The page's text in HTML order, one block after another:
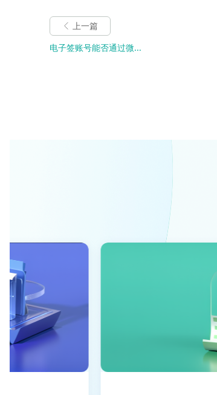
上一篇
电子签账号能否通过微...